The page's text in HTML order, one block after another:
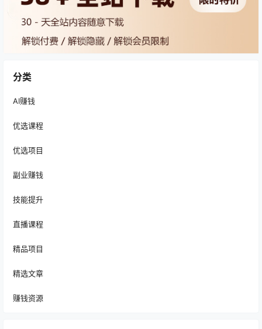
分类
AI赚钱
优选课程
优选项目
副业赚钱
技能提升
直播课程
精品项目
精选文章
赚钱资源